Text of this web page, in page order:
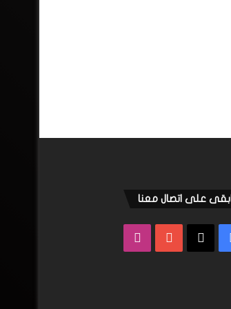
ابقى على اتصال معنا
فيسبوك ‫YouTube